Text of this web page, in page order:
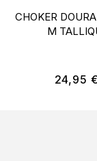
CHOKER
M
24,95 €